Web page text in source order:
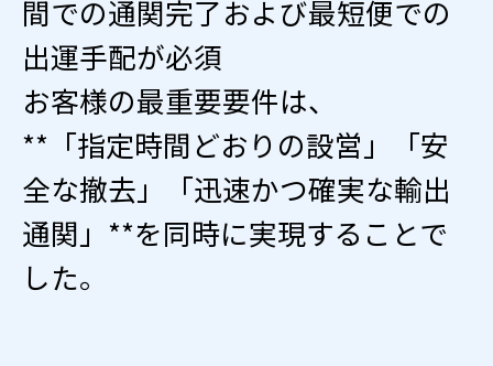
間での通関完了および最短便での
出運手配が必須
お客様の最重要要件は、
**「指定時間どおりの設営」「安
全な撤去」「迅速かつ確実な輸出
通関」**を同時に実現することで
した。